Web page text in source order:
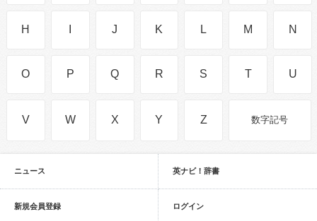
H J K L M N
O P Q R S T U
V W X Y Z 数字記号
ニュース 英ナビ！辞書
新規会員登録 ログイン